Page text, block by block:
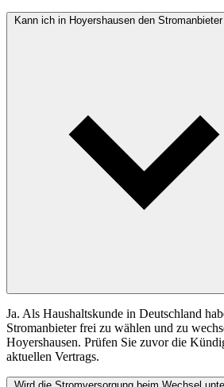
Kann ich in Hoyershausen den
Ja. Als Haushaltskunde in Deutschland
Stromanbieter frei zu wählen und zu
Hoyershausen. Prüfen Sie zuvor die
aktuellen Vertrags.